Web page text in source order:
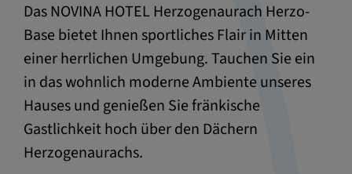
Das NOVINA HOTEL Herzogenaurach Herzo-
Base bietet Ihnen sportliches Flair in Mitten
einer herrlichen Umgebung. Tauchen Sie ein
in das wohnlich moderne Ambiente unseres
Hauses und genießen Sie fränkische
Gastlichkeit hoch über den Dächern
Herzogenaurachs.